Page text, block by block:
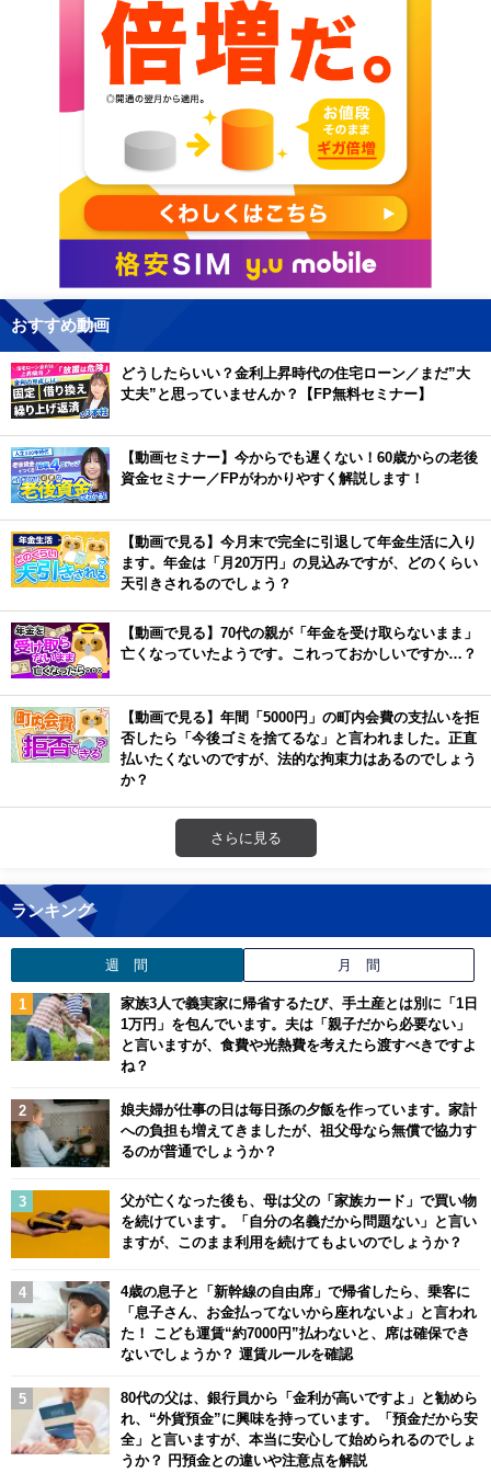
おすすめ動画
どうしたらいい？金利上昇時代の住宅ローン／まだ”大
丈夫”と思っていませんか？【FP無料セミナー】
【動画セミナー】今からでも遅くない！60歳からの老後
資金セミナー／FPがわかりやすく解説します！
【動画で見る】今月末で完全に引退して年金生活に入り
ます。年金は「月20万円」の見込みですが、どのくらい
天引きされるのでしょう？
【動画で見る】70代の親が「年金を受け取らないまま」
亡くなっていたようです。これっておかしいですか…？
【動画で見る】年間「5000円」の町内会費の支払いを拒
否したら「今後ゴミを捨てるな」と言われました。正直
払いたくないのですが、法的な拘束力はあるのでしょう
か？
さらに見る
ランキング
週 間 月 間
家族3人で義実家に帰省するたび、手土産とは別に「1日
1万円」を包んでいます。夫は「親子だから必要ない」
と言いますが、食費や光熱費を考えたら渡すべきですよ
ね？
娘夫婦が仕事の日は毎日孫の夕飯を作っています。家計
への負担も増えてきましたが、祖父母なら無償で協力す
るのが普通でしょうか？
父が亡くなった後も、母は父の「家族カード」で買い物
を続けています。「自分の名義だから問題ない」と言い
ますが、このまま利用を続けてもよいのでしょうか？
4歳の息子と「新幹線の自由席」で帰省したら、乗客に
「息子さん、お金払ってないから座れないよ」と言われ
た！ こども運賃“約7000円”払わないと、席は確保でき
ないでしょうか？ 運賃ルールを確認
80代の父は、銀行員から「金利が高いですよ」と勧めら
れ、“外貨預金”に興味を持っています。「預金だから安
全」と言いますが、本当に安心して始められるのでしょ
うか？ 円預金との違いや注意点を解説